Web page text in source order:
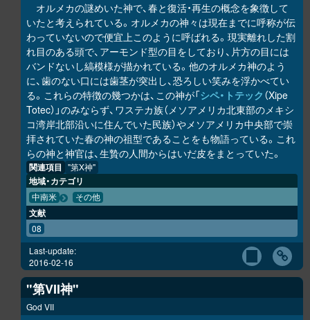
オルメカの謎めいた神で、春と復活・再生の概念を象徴して
いたと考えられている。オルメカの神々は現在までに呼称が伝
わっていないので便宜上このように呼ばれる。現実離れした割
れ目のある頭で、アーモンド型の目をしており、片方の目には
バンドないし縞模様が描かれている。他のオルメカ神のよう
に、歯のない口には歯茎が突出し、恐ろしい笑みを浮かべてい
る。これらの特徴の幾つかは、この神が「シペ・トテック （Xipe
Totec）」のみならず、ワステカ族（メソアメリカ北東部のメキシ
コ湾岸北部沿いに住んでいた民族）やメソアメリカ中央部で崇
拝されていた春の神の祖型であることをも物語っている。これ
らの神と神官は、生贄の人間からはいだ皮をまとっていた。
関連項目 "第X神"
地域・カテゴリ
中南米 その他
文献
08
Last-update:
2016-02-16
"第VII神"
God VII